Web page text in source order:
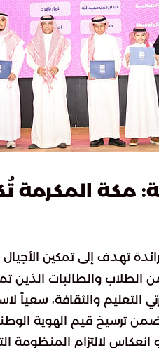
مكة
تهدف إلى تمكين الأجيال
الطلاب والطالبات الذين
التعليم والثقافة، سعياً
ترسيخ قيم الهوية
لالتزام المنظومة